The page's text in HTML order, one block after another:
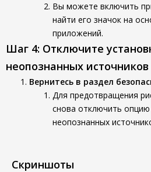
Вы можете включить
найти его значок на
приложений.
Шаг 4: Отключите
неопознанных
Вернитесь в раздел
Для предотвращения
снова отключить опцию
неопознанных
Скриншоты